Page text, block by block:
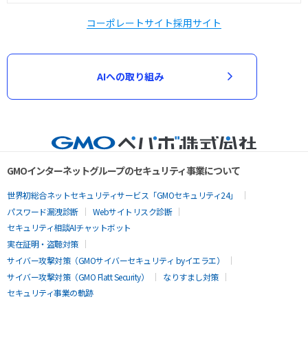
コーポレートサイト採用サイト
AIへの取り組み
GMOインターネットグループのセキュリティ事業について
世界初総合ネットセキュリティサービス「GMOセキュリティ24」
パスワード漏洩診断
Webサイトリスク診断
セキュリティ相談AIチャットボット
実在証明・盗聴対策
サイバー攻撃対策（GMOサイバーセキュリティ byイエラエ）
サイバー攻撃対策（GMO Flatt Security）
なりすまし対策
セキュリティ事業の軌跡